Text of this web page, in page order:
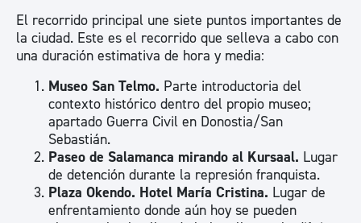
El recorrido principal une siete puntos importantes de
la ciudad. Este es el recorrido que selleva a cabo con
una duración estimativa de hora y media:
Museo San Telmo. Parte introductoria del
contexto histórico dentro del propio museo;
apartado Guerra Civil en Donostia/San
Sebastián.
Paseo de Salamanca mirando al Kursaal. Lugar
de detención durante la represión franquista.
Plaza Okendo. Hotel María Cristina. Lugar de
enfrentamiento donde aún hoy se pueden